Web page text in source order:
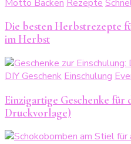
Motto Backen Rezepte
Die besten Herbstrezepte
im Herbst
DIY Geschenk Einschulung
Einzigartige Geschenke für
Druckvorlage)